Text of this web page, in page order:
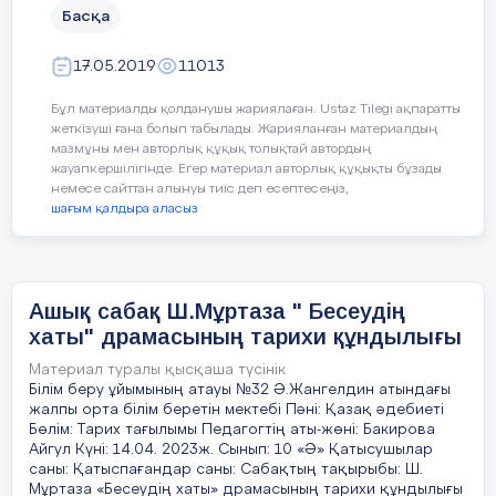
деген сенімсіздігін сейілтіп, тілді үйренуге
күнделікті жұмыс барысында байқай
бастадым. Өкінішке орай кейін мектеп-
балабақша жабылып, нақты айтқанда мектеп
жабылып, тек балабақша қалды. Арине мүмкін
өзімді мақтағандай болармын, дегенмен осы
күндері сол оқушыларымды немесе олардың
ата-аналарын кездестіріп қалып жатқанда,
айтып жатқан шексіз алғыстарына «Еңбегім
Сөйтіп, мемлекеттік тілді үйрету жұмысын
ары қарай мен тек балабақшада
жалғастырдым. «Ойын арқылы балалардың
мемлекеттік тілге деген сүйіспеншілігін ояту»
деген тақырыпты жапқан соң, шығармашылық
жұмысымды енді қандай тақырыппен
жалғастырсам екен деген ой мазалады. Себебі,
мектепте оқушылармен жұмыс жүргізу
Басқа
17.05.2019 11013
Бұл материалды қолданушы жариялаған. Ustaz Tilegi ақпаратты
жеткізуші ғана болып табылады. Жарияланған материалдың
мазмұны мен авторлық құқық толықтай автордың
жауапкершілігінде. Егер материал авторлық құқықты бұзады
немесе сайттан алынуы тиіс деп есептесеңіз,
шағым қалдыра аласыз
Ашық сабақ Ш.Мұртаза " Бесеудің
хаты" драмасының тарихи құндылығы
Материал туралы қысқаша түсінік
Білім беру ұйымының атауы №32 Ә.Жангелдин атындағы
жалпы орта білім беретін мектебі Пәні: Қазақ әдебиеті
Бөлім: Тарих тағылымы Педагогтің аты-жөні: Бакирова
Айгул Күні: 14.04. 2023ж. Сынып: 10 «Ә» Қатысушылар
саны: Қатыспағандар саны: Сабақтың тақырыбы: Ш.
Мұртаза «Бесеудің хаты» драмасының тарихи құндылығы